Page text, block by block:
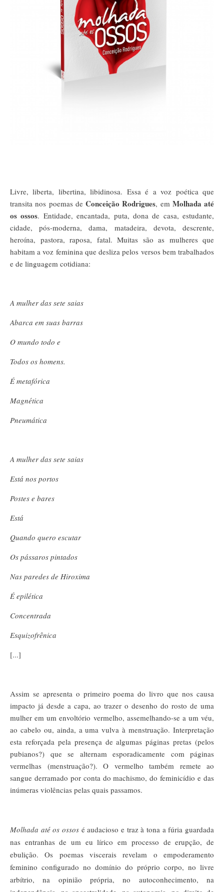
Livre, liberta, libertina, libidinosa. Essa é a voz poética que
transita nos poemas de Conceição Rodrigues, em Molhada até
os ossos. Entidade, encantada, puta, dona de casa, estudante,
cidade, pós-moderna, dama, matadeira, devota, descrente,
heroína, pastora, raposa, fatal. Muitas são as mulheres que
habitam a voz feminina que desliza pelos versos bem trabalhados
e de linguagem cotidiana:
A mulher das sete saias
Abarca em suas barras
O mundo todo e
Todos os homens.
É metafórica
Magnética
Pneumática
A mulher das sete saias
Está nos portos
Postes e bares
Está
Quando quero escutar
Os pássaros pintados
Nas paredes de Hiroxima
É epilética
Concentrada
Esquizofrênica
[...]
Assim se apresenta o primeiro poema do livro que nos causa
impacto já desde a capa, ao trazer o desenho do rosto de uma
mulher em um envoltório vermelho, assemelhando-se a um véu,
ao cabelo ou, ainda, a uma vulva à menstruação. Interpretação
esta reforçada pela presença de algumas páginas pretas (pelos
pubianos?) que se alternam esporadicamente com páginas
vermelhas (menstruação?). O vermelho também remete ao
sangue derramado por conta do machismo, do feminicídio e das
inúmeras violências pelas quais passamos.
Molhada até os ossos é audacioso e traz à tona a fúria guardada
nas entranhas de um eu lírico em processo de erupção, de
ebulição. Os poemas viscerais revelam o empoderamento
feminino configurado no domínio do próprio corpo, no livre
arbítrio, na opinião própria, no autoconhecimento, na